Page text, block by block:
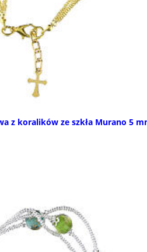
z koralików ze szkła Murano 5